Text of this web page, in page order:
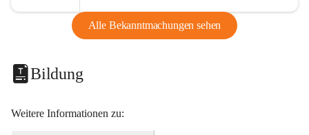
Alle Bekanntmachungen sehen
Bildung
Weitere Informationen zu: